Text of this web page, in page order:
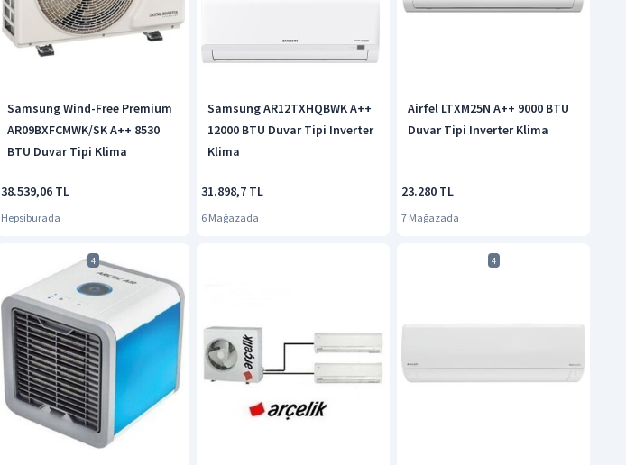
Samsung Wind-Free Premium
AR09BXFCMWK/SK A++ 8530
BTU Duvar Tipi Klima
38.539,06 TL
Hepsiburada
Samsung AR12TXHQBWK A++
12000 BTU Duvar Tipi Inverter
Klima
31.898,7 TL
6 Mağazada
Airfel LTXM25N A++ 9000 BTU
Duvar Tipi Inverter Klima
23.280 TL
7 Mağazada
4 4